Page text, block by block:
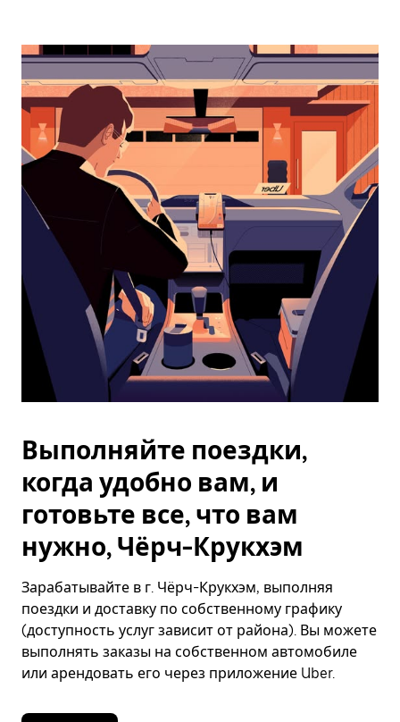
календарю
выбрать
дату.
Чтобы
закрыть
календарь,
нажмите
Esc.
Выполняйте поездки,
когда удобно вам, и
готовьте все, что вам
нужно, Чёрч-Крукхэм
Зарабатывайте в г. Чёрч-Крукхэм, выполняя
поездки и доставку по собственному графику
(доступность услуг зависит от района). Вы можете
выполнять заказы на собственном автомобиле
или арендовать его через приложение Uber.